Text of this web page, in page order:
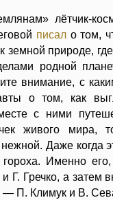
лётчик-
писало том,
земной природе,
родной
внимание, с
о том, как
с ними
живого мира,
нежной. Даже когда
гороха. Именно
Г. Гречко, а затем
П. Климук и В.